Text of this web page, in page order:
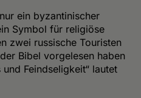
ein byzantinischer
Symbol für religiöse
zwei russische Touristen
Bibel vorgelesen haben
Feindseligkeit“ lautet